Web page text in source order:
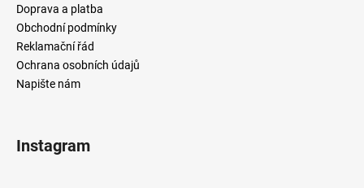
Doprava a platba
Obchodní podmínky
Reklamační řád
Ochrana osobních údajů
Napište nám
Instagram